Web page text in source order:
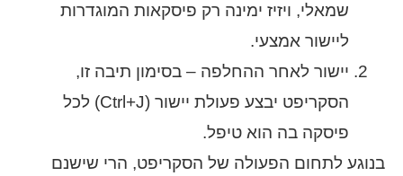
שמאלי, ויזיז ימינה רק פיסקאות המוגדרות
ליישור אמצעי.
יישור לאחר ההחלפה – בסימון תיבה זו,
הסקריפט יבצע פעולת יישור (Ctrl+J) לכל
פיסקה בה הוא טיפל.
בנוגע לתחום הפעולה של הסקריפט, הרי שישנם